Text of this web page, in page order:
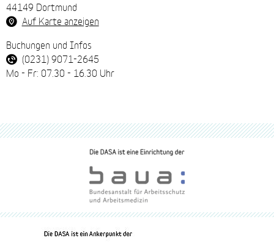
44149 Dortmund
Auf Karte anzeigen
Buchungen und Infos
(0231) 9071-2645
Mo - Fr: 07.30 - 16.30 Uhr